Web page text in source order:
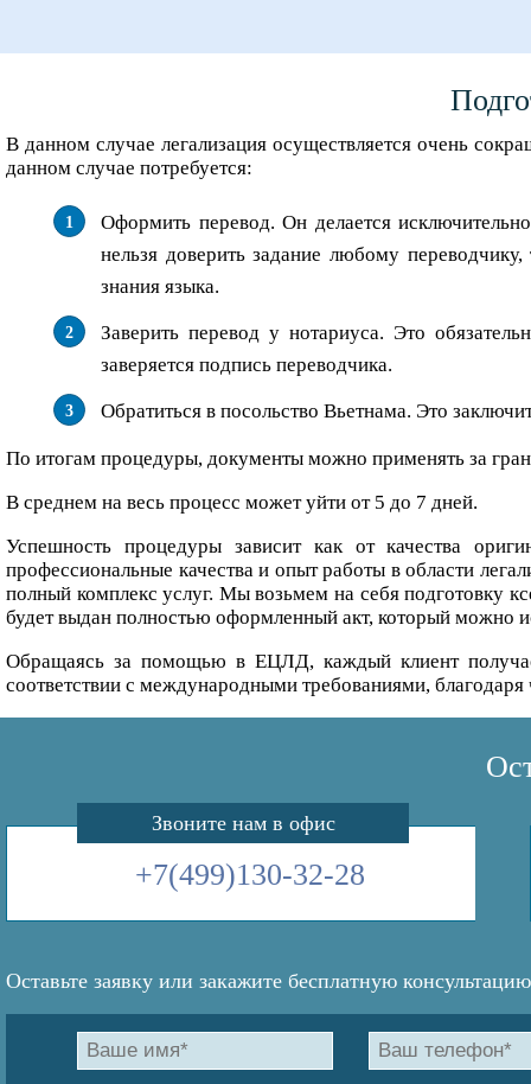
В данном случае легализация осуществляется очень
данном случае потребуется:
Оформить перевод. Он делается
нельзя доверить задание любому
знания языка.
Заверить перевод у нотариуса. Это
заверяется подпись переводчика.
Обратиться в посольство Вьетнама. Это
По итогам процедуры, документы можно применять за
В среднем на весь процесс может уйти от 5 до 7 дней.
Успешность процедуры зависит как от качества
профессиональные качества и опыт работы в области
полный комплекс услуг. Мы возьмем на себя подготовку
будет выдан полностью оформленный акт, который можно
Обращаясь за помощью в ЕЦЛД, каждый клиент
соответствии с международными требованиями,
Звоните нам в офис
+7(499)130-32-28
Оставьте заявку или закажите бесплатную